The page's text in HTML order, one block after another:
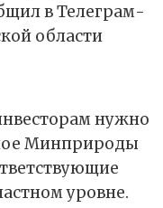
в Телеграм-
области
нужно
Минприроды
уровне.